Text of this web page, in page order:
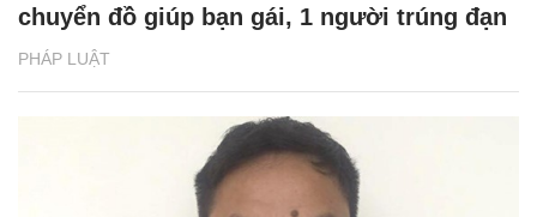
PHÁP LUẬT
chuyển đồ giúp bạn gái, 1 người trúng đạn